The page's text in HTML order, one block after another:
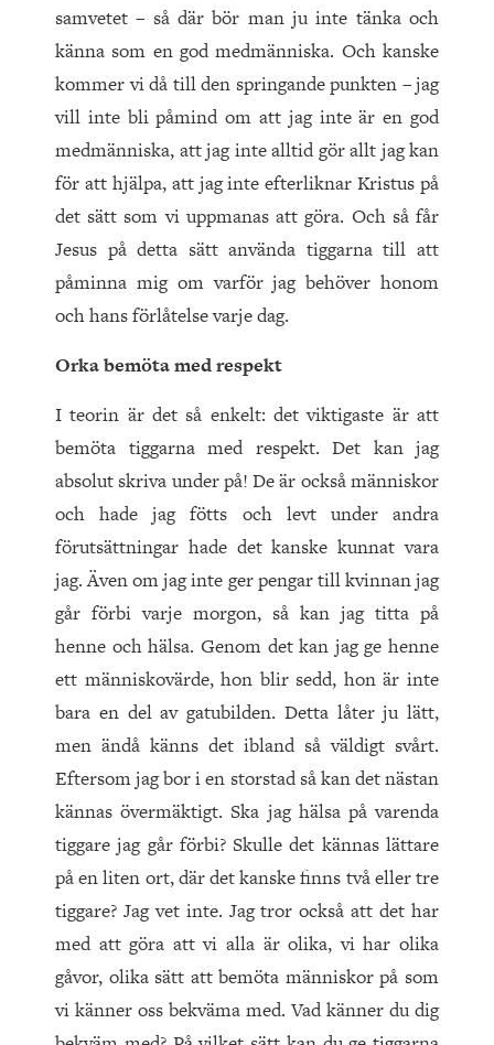
samvetet – så där bör man ju inte tänka och
känna som en god medmänniska. Och kanske
kommer vi då till den springande punkten – jag
vill inte bli påmind om att jag inte är en god
medmänniska, att jag inte alltid gör allt jag kan
för att hjälpa, att jag inte efterliknar Kristus på
det sätt som vi uppmanas att göra. Och så får
Jesus på detta sätt använda tiggarna till att
påminna mig om varför jag behöver honom
och hans förlåtelse varje dag.
Orka bemöta med respekt
I teorin är det så enkelt: det viktigaste är att
bemöta tiggarna med respekt. Det kan jag
absolut skriva under på! De är också människor
och hade jag fötts och levt under andra
förutsättningar hade det kanske kunnat vara
jag. Även om jag inte ger pengar till kvinnan jag
går förbi varje morgon, så kan jag titta på
henne och hälsa. Genom det kan jag ge henne
ett människovärde, hon blir sedd, hon är inte
bara en del av gatubilden. Detta låter ju lätt,
men ändå känns det ibland så väldigt svårt.
Eftersom jag bor i en storstad så kan det nästan
kännas övermäktigt. Ska jag hälsa på varenda
tiggare jag går förbi? Skulle det kännas lättare
på en liten ort, där det kanske finns två eller tre
tiggare? Jag vet inte. Jag tror också att det har
med att göra att vi alla är olika, vi har olika
gåvor, olika sätt att bemöta människor på som
vi känner oss bekväma med. Vad känner du dig